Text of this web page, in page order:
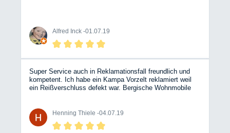
Alfred Inck -01.07.19
Super Service auch in Reklamationsfall freundlich und
kompetent. Ich habe ein Kampa Vorzelt reklamiert weil
ein Reißverschluss defekt war. Bergische Wohnmobile
geliefert. Meine Nachfragen wurden stets freundlich und
zeitnah beantwortet. Besser geht es nicht! Mir hat das so
gut gefallen, dass ich gleich noch ein Erweiterungszelt
Henning Thiele -04.07.19